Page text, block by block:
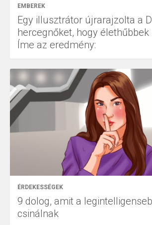
EMBEREK
Egy illusztrátor újrarajzolta a
hercegnőket, hogy élethűbbek
Íme az eredmény:
ÉRDEKESSÉGEK
9 dolog, amit a
csinálnak